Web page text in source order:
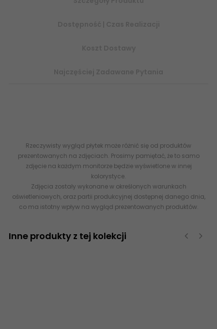
Rzeczywisty wygląd płytek może różnić się od produktów
prezentowanych na zdjęciach. Prosimy pamiętać, że to samo
zdjęcie na każdym monitorze będzie wyświetlone w innej
kolorystyce.
Zdjęcia zostały wykonane w określonych warunkach
oświetleniowych, oraz partii produkcyjnej dostępnej danego dnia,
co ma istotny wpływ na wygląd prezentowanych produktów.
Inne produkty z tej kolekcji